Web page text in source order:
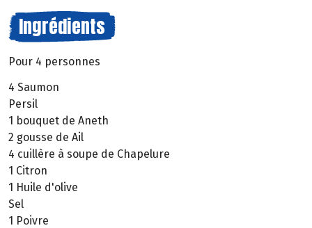
Ingrédients
Pour 4 personnes
4 Saumon
Persil
1 bouquet de Aneth
2 gousse de Ail
4 cuillère à soupe de Chapelure
1 Citron
1 Huile d'olive
Sel
1 Poivre